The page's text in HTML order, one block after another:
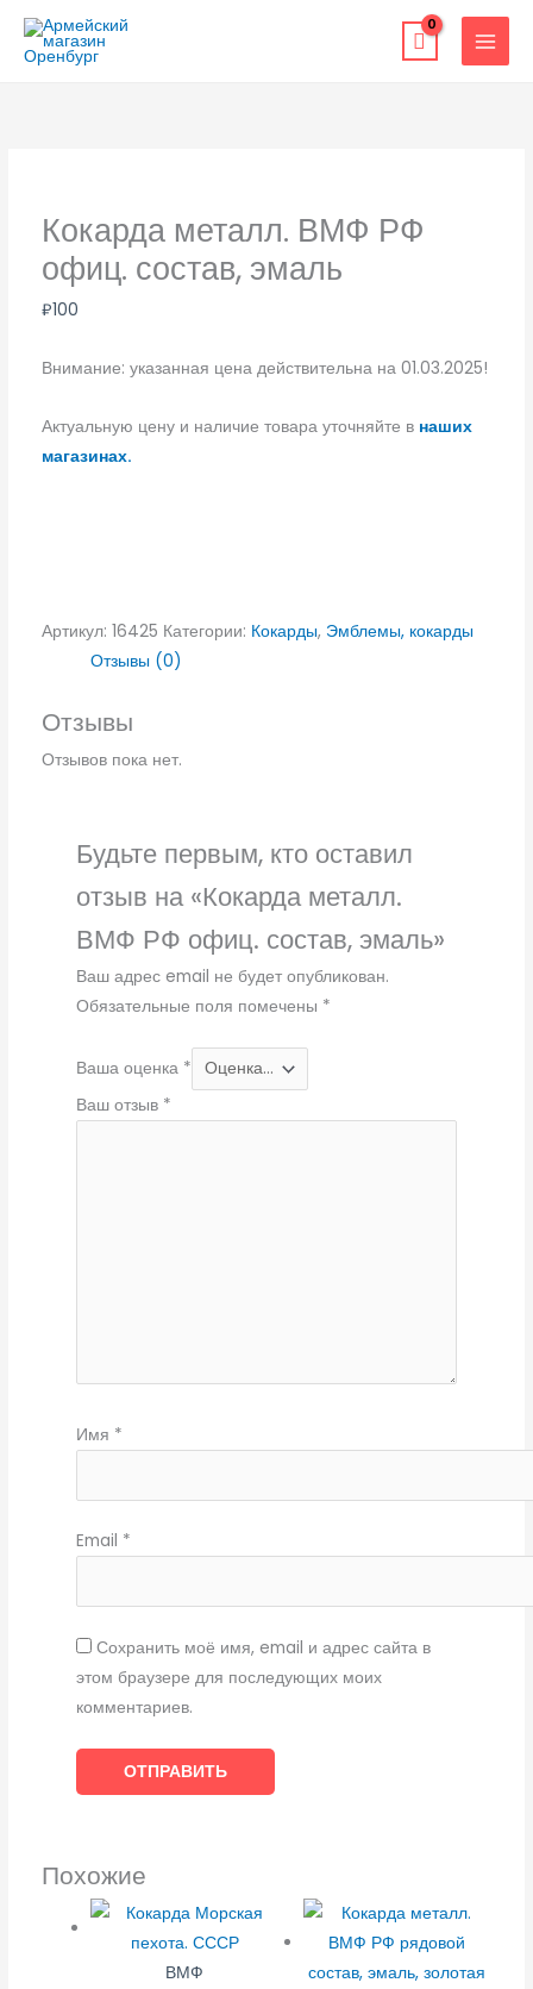
Перейти
содержимому
Кокарда металл. ВМФ РФ
офиц. состав, эмаль
₽100
Внимание: указанная цена действительна на 01.03.2025!
Актуальную цену и наличие товара уточняйте в наших
магазинах.
Артикул: 16425 Категории: Кокарды, Эмблемы, кокарды
Отзывы (0)
Отзывы
Отзывов пока нет.
Будьте первым, кто оставил
отзыв на «Кокарда металл.
ВМФ РФ офиц. состав, эмаль»
Ваш адрес email не будет опубликован.
Обязательные поля помечены *
Ваша оценка *
Ваш отзыв *
Имя *
Email *
Сохранить моё имя, email и адрес сайта в
этом браузере для последующих моих
комментариев.
Похожие
ВМФ